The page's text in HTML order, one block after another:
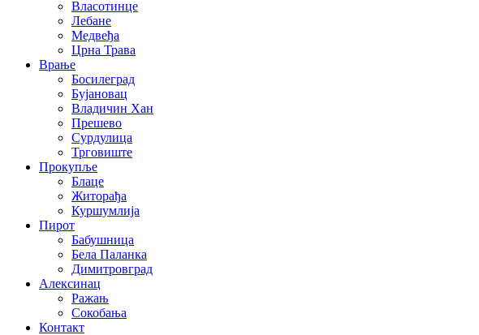
Власотинце
Лебане
Медвеђа
Црна Трава
Врање
Босилеград
Бујановац
Владичин Хан
Прешево
Сурдулица
Трговиште
Прокупље
Блаце
Житорађа
Куршумлија
Пирот
Бабушница
Бела Паланка
Димитровград
Алексинац
Ражањ
Сокобања
Контакт